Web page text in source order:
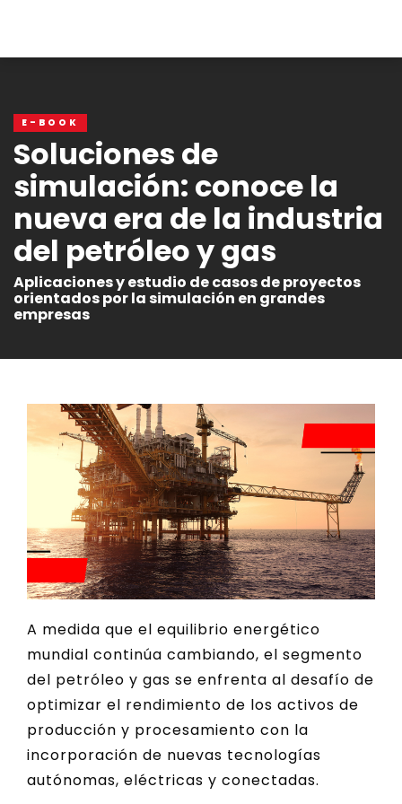
E-BOOK
Soluciones de
simulación: conoce la
nueva era de la industria
del petróleo y gas
Aplicaciones y estudio de casos de proyectos
orientados por la simulación en grandes
empresas
A medida que el equilibrio energético
mundial continúa cambiando, el segmento
del petróleo y gas se enfrenta al desafío de
optimizar el rendimiento de los activos de
producción y procesamiento con la
incorporación de nuevas tecnologías
autónomas, eléctricas y conectadas.